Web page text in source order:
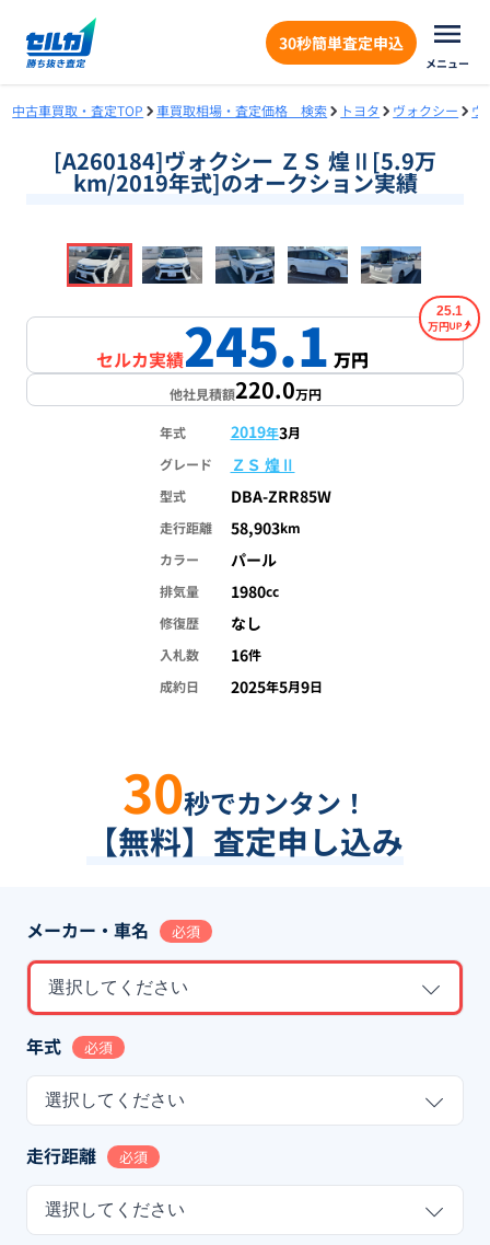
30秒簡単査定申込
メニュー
中古車買取・査定TOP 車買取相場・査定価格 検索 トヨタ ヴォクシー ヴ
[A260184]ヴォクシー ＺＳ 煌Ⅱ[5.9万
km/2019年式]のオークション実績
1/18
セルカ実績245.1万円
25.1
万円
他社見積額220.0万円
年式 2019年3月
グレード
ＺＳ 煌Ⅱ
型式 DBA-ZRR85W
走行距離 58,903km
カラー
パール
排気量 1980cc
修復歴
なし
入札数 16件
成約日
2025年5月9日
30秒でカンタン！
【無料】査定申し込み
メーカー・車名 必須
選択してください
年式 必須
選択してください
走行距離 必須
選択してください